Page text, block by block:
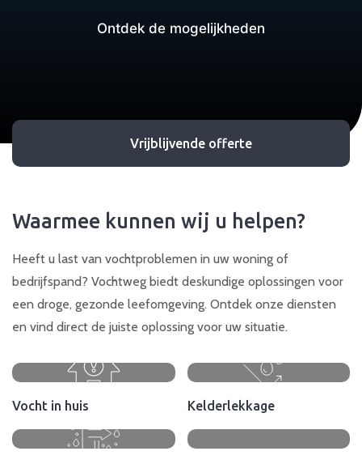
Ontdek de mogelijkheden
Vrijblijvende offerte
Waarmee kunnen wij u helpen?
Heeft u last van vochtproblemen in uw woning of
bedrijfspand? Vochtweg biedt deskundige oplossingen voor
een droge, gezonde leefomgeving. Ontdek onze diensten
en vind direct de juiste oplossing voor uw situatie.
Vocht in huis Kelderlekkage